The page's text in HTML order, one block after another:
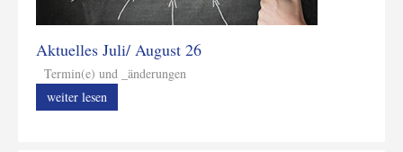
Aktuelles Juli/ August 26
Termin(e) und _änderungen
weiter lesen